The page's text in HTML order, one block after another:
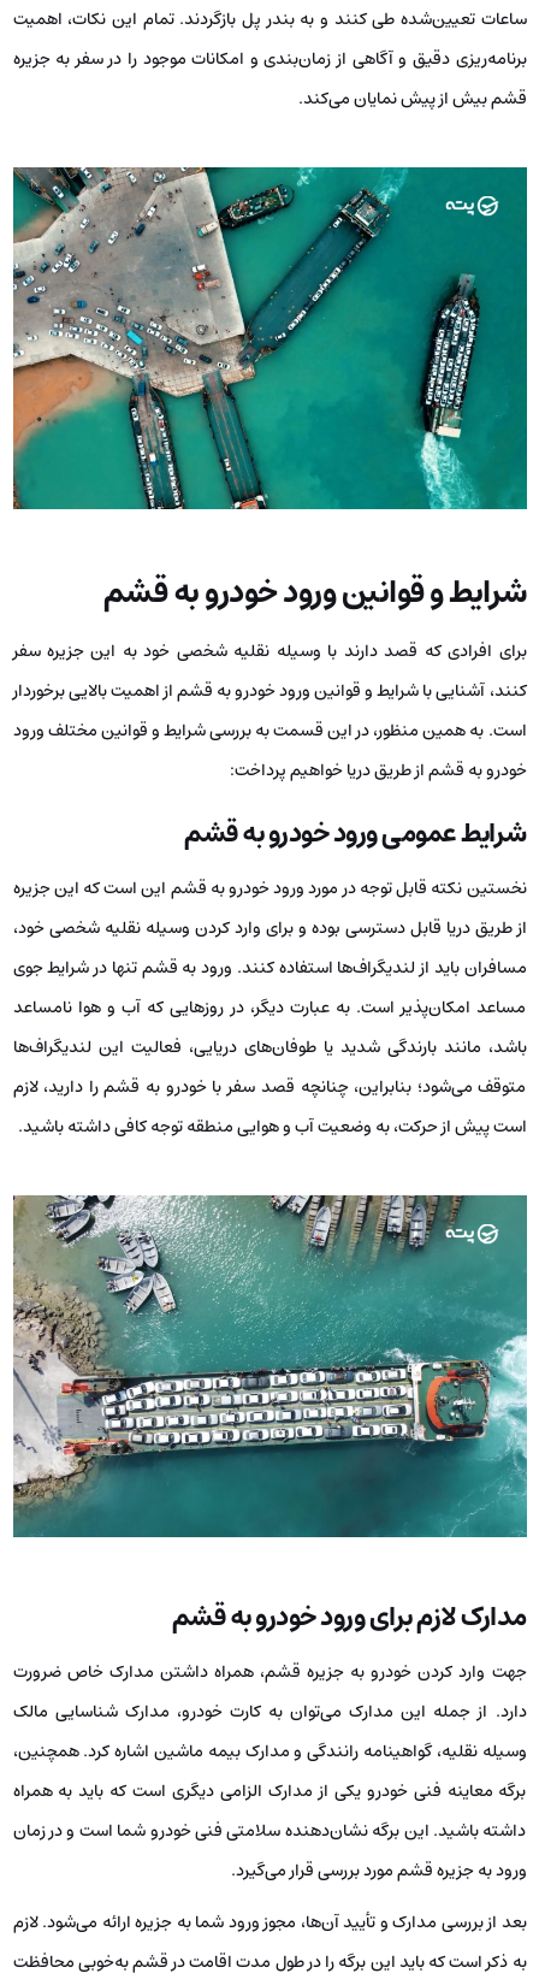
ساعات تعیین‌شده طی کنند و به بندر پل بازگردند. تمام این نکات، اهمیت
برنامه‌ریزی دقیق و آگاهی از زمان‌بندی و امکانات موجود را در سفر به جزیره
قشم بیش از پیش نمایان می‌کند.
شرایط و قوانین ورود خودرو به قشم
برای افرادی که قصد دارند با وسیله نقلیه شخصی خود به این جزیره سفر
کنند، آشنایی با شرایط و قوانین ورود خودرو به قشم از اهمیت بالایی برخوردار
است. به همین منظور، در این قسمت به بررسی شرایط و قوانین مختلف ورود
خودرو به قشم از طریق دریا خواهیم پرداخت:
شرایط عمومی ورود خودرو به قشم
نخستین نکته قابل توجه در مورد ورود خودرو به قشم این است که این جزیره
از طریق دریا قابل دسترسی بوده و برای وارد کردن وسیله نقلیه شخصی خود،
مسافران باید از لندیگراف‌ها استفاده کنند. ورود به قشم تنها در شرایط جوی
مساعد امکان‌پذیر است. به عبارت دیگر، در روزهایی که آب و هوا نامساعد
باشد، مانند بارندگی شدید یا طوفان‌های دریایی، فعالیت این لندیگراف‌ها
متوقف می‌شود؛ بنابراین، چنانچه قصد سفر با خودرو به قشم را دارید، لازم
است پیش از حرکت، به وضعیت آب و هوایی منطقه توجه کافی داشته باشید.
مدارک لازم برای ورود خودرو به قشم
جهت وارد کردن خودرو به جزیره قشم، همراه داشتن مدارک خاص ضرورت
دارد. از جمله این مدارک می‌توان به کارت خودرو، مدارک شناسایی مالک
وسیله نقلیه، گواهینامه رانندگی و مدارک بیمه ماشین اشاره کرد. همچنین،
برگه معاینه فنی خودرو یکی از مدارک الزامی دیگری است که باید به همراه
داشته باشید. این برگه نشان‌دهنده سلامتی فنی خودرو شما است و در زمان
ورود به جزیره قشم مورد بررسی قرار می‌گیرد.
بعد از بررسی مدارک و تأیید آن‌ها، مجوز ورود شما به جزیره ارائه می‌شود. لازم
به ذکر است که باید این برگه را در طول مدت اقامت در قشم به‌خوبی محافظت